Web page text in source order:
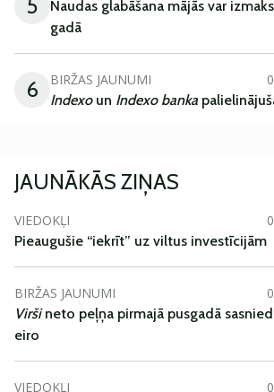
5
Naudas glabāšana mājās var
gadā
6 BIRŽAS JAUNUMI
Indexoun Indexo banka
JAUNĀKĀS ZIŅAS
VIEDOKĻI
Pieaugušie “iekrīt” uz viltus investīcijām
BIRŽAS JAUNUMI
Viršineto peļņa pirmajā pusgadā
eiro
VIEDOKĻI